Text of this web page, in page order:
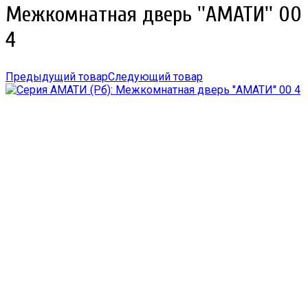
Межкомнатная дверь ''АМАТИ'' 00
4
Предыдущий товарСледующий товар